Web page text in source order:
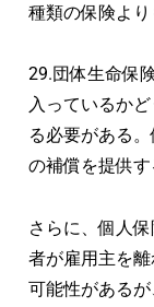
種類の保険より
29.団体生命保
入っているか
る必要がある
の補償を提供す
さらに、個人
者が雇用主を
可能性があるが